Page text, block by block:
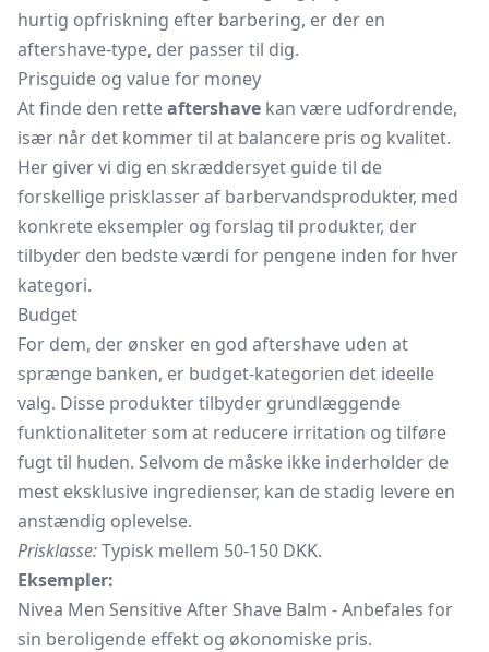
hurtig opfriskning efter barbering, er der en
aftershave-type, der passer til dig.
Prisguide og value for money
At finde den retteaftershave kan være udfordrende,
især når det kommer til at balancere pris og kvalitet.
Her giver vi dig en skræddersyet guide til de
forskellige prisklasser af barbervandsprodukter, med
konkrete eksempler og forslag til produkter, der
tilbyder den bedste værdi for pengene inden for hver
kategori.
Budget
For dem, der ønsker en god aftershave uden at
sprænge banken, er budget-kategorien det ideelle
valg. Disse produkter tilbyder grundlæggende
funktionaliteter som at reducere irritation og tilføre
fugt til huden. Selvom de måske ikke inderholder de
mest eksklusive ingredienser, kan de stadig levere en
anstændig oplevelse.
Prisklasse:Typisk mellem 50-150 DKK.
Eksempler:
Nivea Men Sensitive After Shave Balm - Anbefales for
sin beroligende effekt og økonomiske pris.